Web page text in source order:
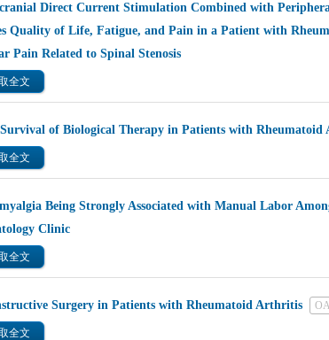
Direct Current Stimulation Combined with
Quality of Life, Fatigue, and Pain in a Patient with
Pain Related to Spinal Stenosis
全文
of Biological Therapy in Patients with
全文
Being Strongly Associated with Manual Labor
Clinic
全文
Surgery in Patients with Rheumatoid Arthritis OA
全文